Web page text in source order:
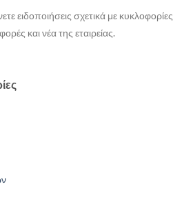
ειδοποιήσεις σχετικά με κυκλοφορίες
και νέα της εταιρείας.